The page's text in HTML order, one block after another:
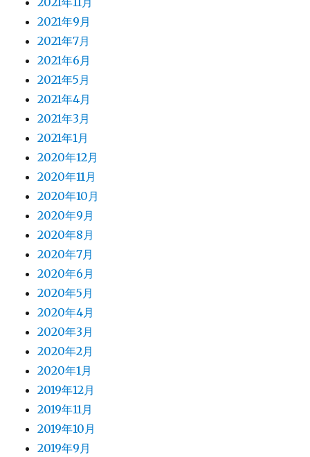
2021年9月
2021年7月
2021年6月
2021年5月
2021年4月
2021年3月
2021年1月
2020年12月
2020年11月
2020年10月
2020年9月
2020年8月
2020年7月
2020年6月
2020年5月
2020年4月
2020年3月
2020年2月
2020年1月
2019年12月
2019年11月
2019年10月
2019年9月